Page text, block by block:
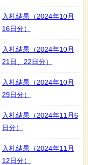
入札結果（2024年10月
16日分）
入札結果（2024年10月
21日、22日分）
入札結果（2024年10月
29日分）
入札結果（2024年11月6
日分）
入札結果（2024年11月
12日分）